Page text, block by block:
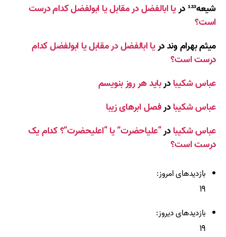
شیعه¹³³ دریا ابالفضل در مقابل یا ابولفضل کدام درست
است؟
میثم بهرام ونددریا ابالفضل در مقابل یا ابولفضل کدام
درست است؟
عباس شکیبا درباید هر روز بنویسم
عباس شکیبا درفصل ابرهای زیبا
عباس شکیبا در“علیاحضرت” یا “اعلیحضرت”؟ کدام یک
درست است؟
بازدیدهای امروز:
۱۹
بازدیدهای دیروز:
۱۹